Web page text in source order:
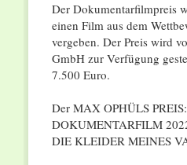
Der Dokumentarfilmpreis
einen Film aus dem
vergeben. Der Preis wird
GmbH zur Verfügung
7.500 Euro.
Der MAX OPHÜLS
DOKUMENTARFILM
DIE KLEIDER MEINES